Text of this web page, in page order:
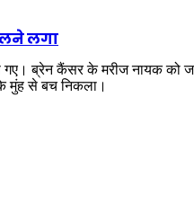
लगा
गए। ब्रेन कैंसर के मरीज नायक
मुंह से बच निकला।